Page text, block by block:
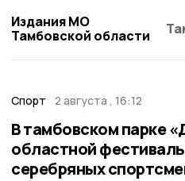
Издания МО
Тамбовской области
Спорт 2 августа , 16:12
В тамбовском парке
областной
серебряных